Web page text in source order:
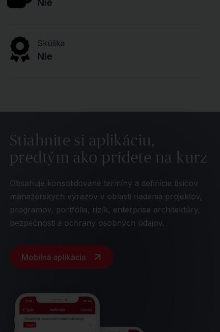
Nie
Skúška
Nie
Stiahnite si aplikáciu,
predtým ako prídete na kurz
Obsahuje konsolidované termíny a definície tisícov
manažérskych výrazov v oblasti riadenia projektov,
programov, portfólia, rizík, enterprise architektúry,
bezpečnosti a ochrany osobných údajov.
Mobilná aplikácia